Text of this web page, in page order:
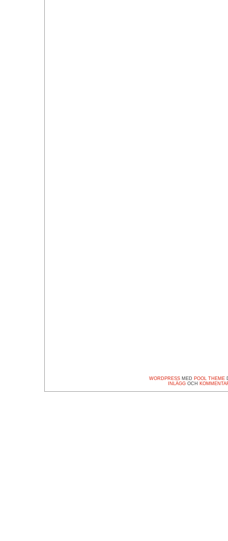
WORDPRESSMED POOL THEME
INLÄGGOCH